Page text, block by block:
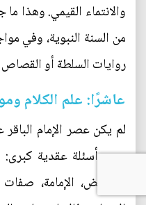
والانتماء القيمي. وهذا
من السنة النبوية، وفي
روايات السلطة أو
عاشرًا: علم الكلام
لم يكن عصر الإمام
عصر أسئلة عقدية كبرى:
التفويض، الإمامة،